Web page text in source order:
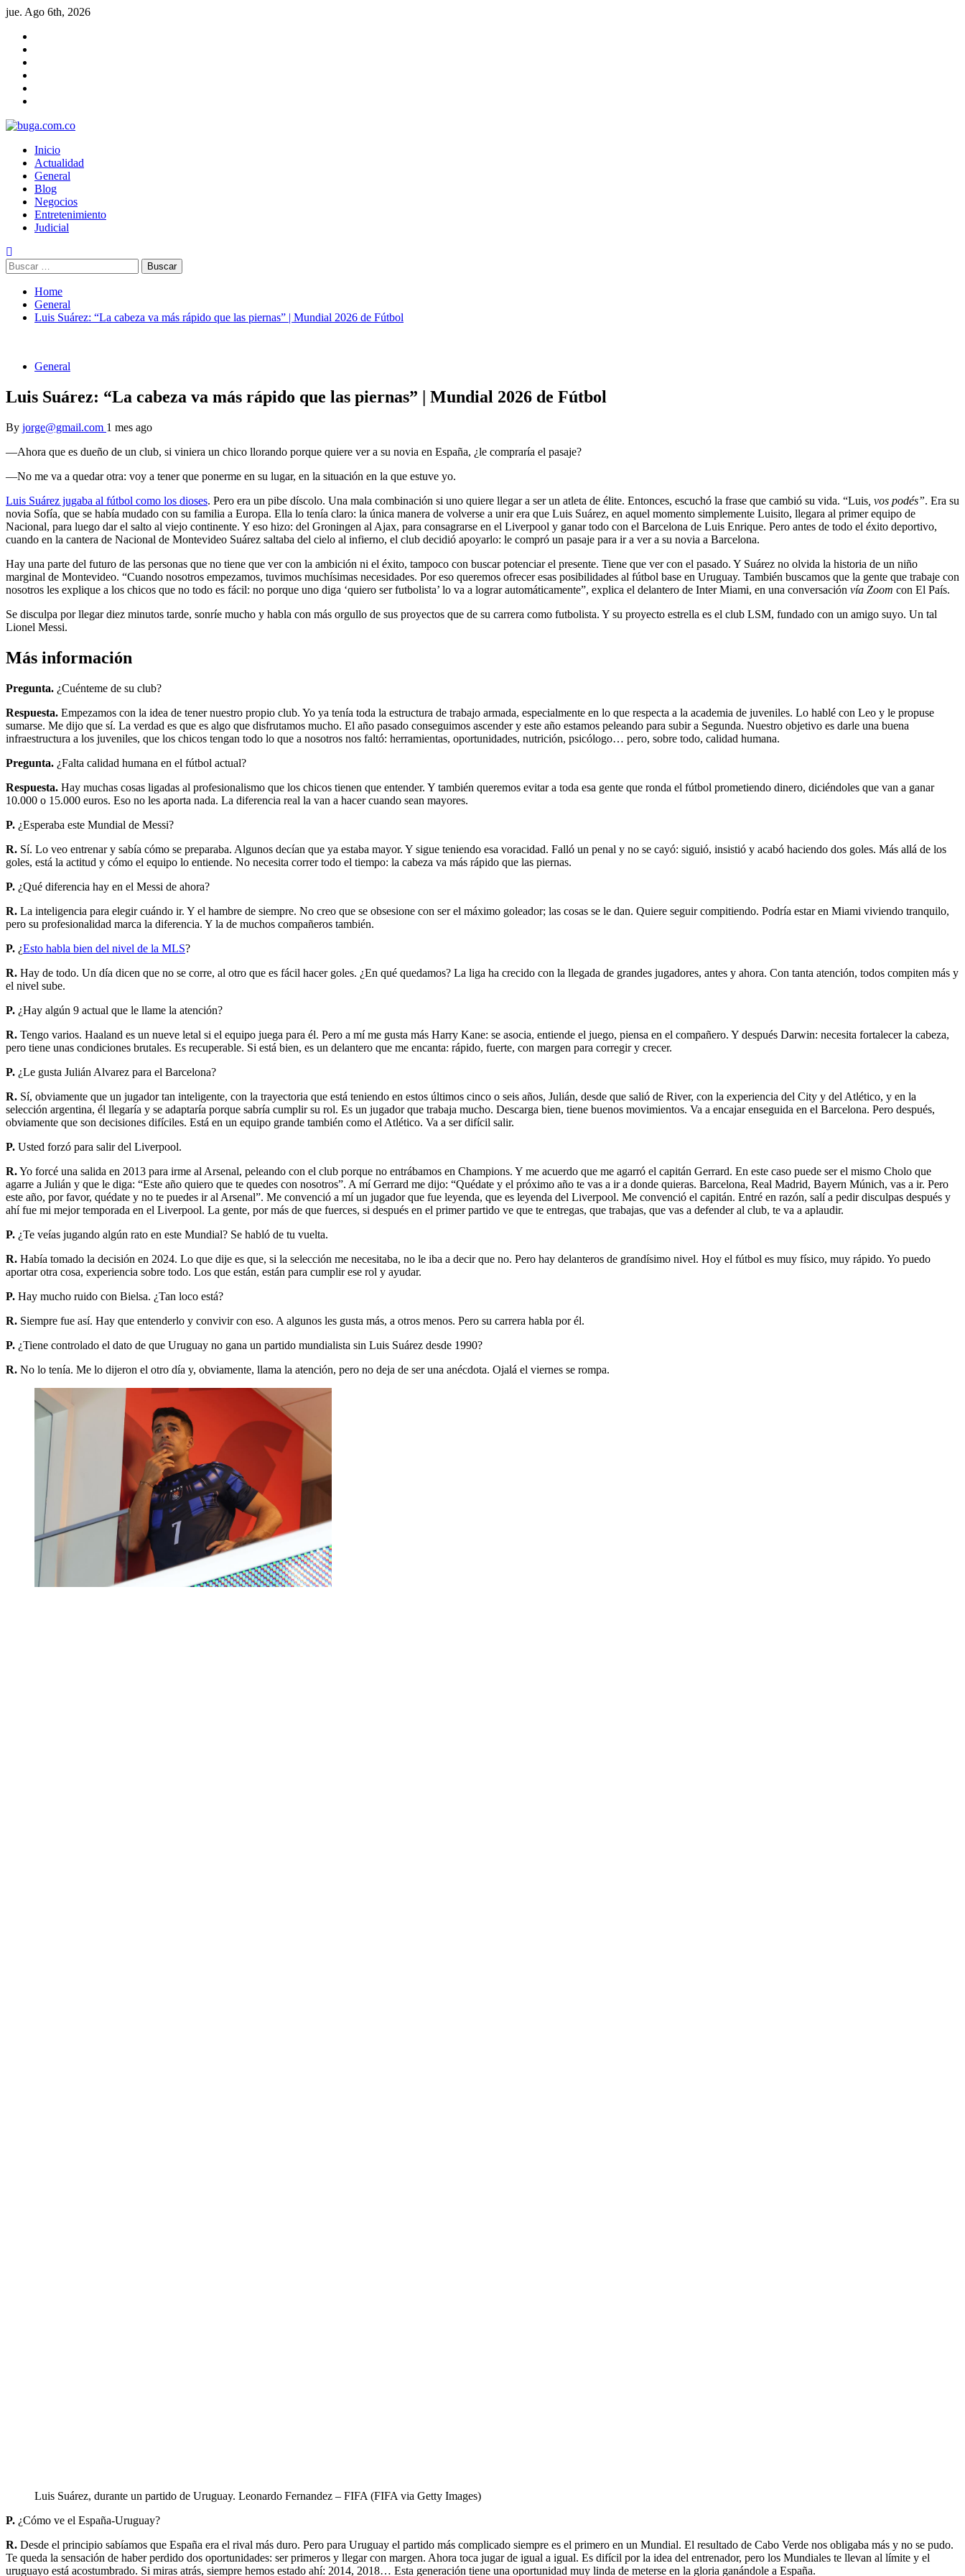
Skip
content
jue. Ago 6th, 2026
buga.com.co
Primary
Menu
Inicio
Actualidad
General
Blog
Negocios
Entretenimiento
Judicial
Buscar:
Home
General
Luis Suárez: “La cabeza va más rápido que las piernas” | Mundial 2026 de Fútbol
General
Luis Suárez: “La cabeza va más rápido que las piernas” | Mundial 2026 de Fútbol
By jorge@gmail.com 1 mes ago
—Ahora que es dueño de un club, si viniera un chico llorando porque quiere ver a su novia en España, ¿le compraría el pasaje?
—No me va a quedar otra: voy a tener que ponerme en su lugar, en la situación en la que estuve yo.
Luis Suárez jugaba al fútbol como los dioses. Pero era un pibe díscolo. Una mala combinación si uno quiere llegar a ser un atleta de élite. Entonces, escuchó la frase que cambió su vida. “Luis , vos podés”. Era su
novia Sofía, que se había mudado con su familia a Europa. Ella lo tenía claro: la única manera de volverse a unir era que Luis Suárez, en aquel momento simplemente Luisito, llegara al primer equipo de
Nacional, para luego dar el salto al viejo continente. Y eso hizo: del Groningen al Ajax, para consagrarse en el Liverpool y ganar todo con el Barcelona de Luis Enrique. Pero antes de todo el éxito deportivo,
cuando en la cantera de Nacional de Montevideo Suárez saltaba del cielo al infierno, el club decidió apoyarlo: le compró un pasaje para ir a ver a su novia a Barcelona.
Hay una parte del futuro de las personas que no tiene que ver con la ambición ni el éxito, tampoco con buscar potenciar el presente. Tiene que ver con el pasado. Y Suárez no olvida la historia de un niño
marginal de Montevideo. “Cuando nosotros empezamos, tuvimos muchísimas necesidades. Por eso queremos ofrecer esas posibilidades al fútbol base en Uruguay. También buscamos que la gente que trabaje con
nosotros les explique a los chicos que no todo es fácil: no porque uno diga ‘quiero ser futbolista’ lo va a lograr automáticamente”, explica el delantero de Inter Miami, en una conversación vía Zoom con El País.
Se disculpa por llegar diez minutos tarde, sonríe mucho y habla con más orgullo de sus proyectos que de su carrera como futbolista. Y su proyecto estrella es el club LSM, fundado con un amigo suyo. Un tal
Lionel Messi.
Más información
Pregunta. ¿Cuénteme de su club?
Respuesta. Empezamos con la idea de tener nuestro propio club. Yo ya tenía toda la estructura de trabajo armada, especialmente en lo que respecta a la academia de juveniles. Lo hablé con Leo y le propuse
sumarse. Me dijo que sí. La verdad es que es algo que disfrutamos mucho. El año pasado conseguimos ascender y este año estamos peleando para subir a Segunda. Nuestro objetivo es darle una buena
infraestructura a los juveniles, que los chicos tengan todo lo que a nosotros nos faltó: herramientas, oportunidades, nutrición, psicólogo… pero, sobre todo, calidad humana.
Pregunta. ¿Falta calidad humana en el fútbol actual?
Respuesta. Hay muchas cosas ligadas al profesionalismo que los chicos tienen que entender. Y también queremos evitar a toda esa gente que ronda el fútbol prometiendo dinero, diciéndoles que van a ganar
10.000 o 15.000 euros. Eso no les aporta nada. La diferencia real la van a hacer cuando sean mayores.
P. ¿Esperaba este Mundial de Messi?
R. Sí. Lo veo entrenar y sabía cómo se preparaba. Algunos decían que ya estaba mayor. Y sigue teniendo esa voracidad. Falló un penal y no se cayó: siguió, insistió y acabó haciendo dos goles. Más allá de los
goles, está la actitud y cómo el equipo lo entiende. No necesita correr todo el tiempo: la cabeza va más rápido que las piernas.
P. ¿Qué diferencia hay en el Messi de ahora?
R. La inteligencia para elegir cuándo ir. Y el hambre de siempre. No creo que se obsesione con ser el máximo goleador; las cosas se le dan. Quiere seguir compitiendo. Podría estar en Miami viviendo tranquilo,
pero su profesionalidad marca la diferencia. Y la de muchos compañeros también.
P. ¿Esto habla bien del nivel de la MLS?
R. Hay de todo. Un día dicen que no se corre, al otro que es fácil hacer goles. ¿En qué quedamos? La liga ha crecido con la llegada de grandes jugadores, antes y ahora. Con tanta atención, todos compiten más y
el nivel sube.
P. ¿Hay algún 9 actual que le llame la atención?
R. Tengo varios. Haaland es un nueve letal si el equipo juega para él. Pero a mí me gusta más Harry Kane: se asocia, entiende el juego, piensa en el compañero. Y después Darwin: necesita fortalecer la cabeza,
pero tiene unas condiciones brutales. Es recuperable. Si está bien, es un delantero que me encanta: rápido, fuerte, con margen para corregir y crecer.
P. ¿Le gusta Julián Alvarez para el Barcelona?
R. Sí, obviamente que un jugador tan inteligente, con la trayectoria que está teniendo en estos últimos cinco o seis años, Julián, desde que salió de River, con la experiencia del City y del Atlético, y en la
selección argentina, él llegaría y se adaptaría porque sabría cumplir su rol. Es un jugador que trabaja mucho. Descarga bien, tiene buenos movimientos. Va a encajar enseguida en el Barcelona. Pero después,
obviamente que son decisiones difíciles. Está en un equipo grande también como el Atlético. Va a ser difícil salir.
P. Usted forzó para salir del Liverpool.
R.Yo forcé una salida en 2013 para irme al Arsenal, peleando con el club porque no entrábamos en Champions. Y me acuerdo que me agarró el capitán Gerrard. En este caso puede ser el mismo Cholo que
agarre a Julián y que le diga: “Este año quiero que te quedes con nosotros”. A mí Gerrard me dijo: “Quédate y el próximo año te vas a ir a donde quieras. Barcelona, Real Madrid, Bayern Múnich, vas a ir. Pero
este año, por favor, quédate y no te puedes ir al Arsenal”. Me convenció a mí un jugador que fue leyenda, que es leyenda del Liverpool. Me convenció el capitán. Entré en razón, salí a pedir disculpas después y
ahí fue mi mejor temporada en el Liverpool. La gente, por más de que fuerces, si después en el primer partido ve que te entregas, que trabajas, que vas a defender al club, te va a aplaudir.
P. ¿Te veías jugando algún rato en este Mundial? Se habló de tu vuelta.
R. Había tomado la decisión en 2024. Lo que dije es que, si la selección me necesitaba, no le iba a decir que no. Pero hay delanteros de grandísimo nivel. Hoy el fútbol es muy físico, muy rápido. Yo puedo
aportar otra cosa, experiencia sobre todo. Los que están, están para cumplir ese rol y ayudar.
P. Hay mucho ruido con Bielsa. ¿Tan loco está?
R. Siempre fue así. Hay que entenderlo y convivir con eso. A algunos les gusta más, a otros menos. Pero su carrera habla por él.
P. ¿Tiene controlado el dato de que Uruguay no gana un partido mundialista sin Luis Suárez desde 1990?
R. No lo tenía. Me lo dijeron el otro día y, obviamente, llama la atención, pero no deja de ser una anécdota. Ojalá el viernes se rompa.
Luis Suárez, durante un partido de Uruguay. Leonardo Fernandez – FIFA (FIFA via Getty Images)
P. ¿Cómo ve el España-Uruguay?
R. Desde el principio sabíamos que España era el rival más duro. Pero para Uruguay el partido más complicado siempre es el primero en un Mundial. El resultado de Cabo Verde nos obligaba más y no se pudo.
Te queda la sensación de haber perdido dos oportunidades: ser primeros y llegar con margen. Ahora toca jugar de igual a igual. Es difícil por la idea del entrenador, pero los Mundiales te llevan al límite y el
uruguayo está acostumbrado. Si miras atrás, siempre hemos estado ahí: 2014, 2018… Esta generación tiene una oportunidad muy linda de meterse en la gloria ganándole a España.